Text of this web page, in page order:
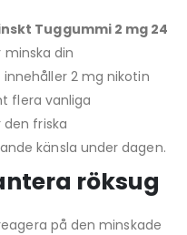
Tuggummi 2 mg 24
din
2 mg nikotin
flera vanliga
friska
känsla under dagen.
röksug
på den minskade